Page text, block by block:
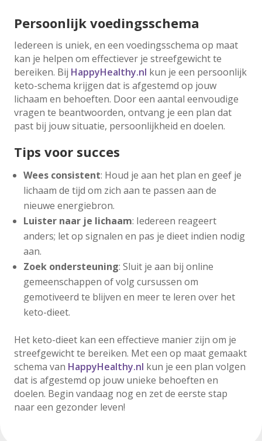
Persoonlijk voedingsschema
Iedereen is uniek, en een voedingsschema op maat
kan je helpen om effectiever je streefgewicht te
bereiken. Bij HappyHealthy.nl kun je een persoonlijk
keto-schema krijgen dat is afgestemd op jouw
lichaam en behoeften. Door een aantal eenvoudige
vragen te beantwoorden, ontvang je een plan dat
past bij jouw situatie, persoonlijkheid en doelen.
Tips voor succes
Wees consistent: Houd je aan het plan en geef je
lichaam de tijd om zich aan te passen aan de
nieuwe energiebron.
Luister naar je lichaam: Iedereen reageert
anders; let op signalen en pas je dieet indien nodig
aan.
Zoek ondersteuning: Sluit je aan bij online
gemeenschappen of volg cursussen om
gemotiveerd te blijven en meer te leren over het
keto-dieet.
Het keto-dieet kan een effectieve manier zijn om je
streefgewicht te bereiken. Met een op maat gemaakt
schema van HappyHealthy.nl kun je een plan volgen
dat is afgestemd op jouw unieke behoeften en
doelen. Begin vandaag nog en zet de eerste stap
naar een gezonder leven!